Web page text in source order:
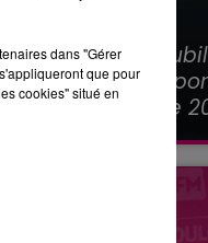
Affaire
appel
semestre
dans "Gérer
que pour
cookies" situé en